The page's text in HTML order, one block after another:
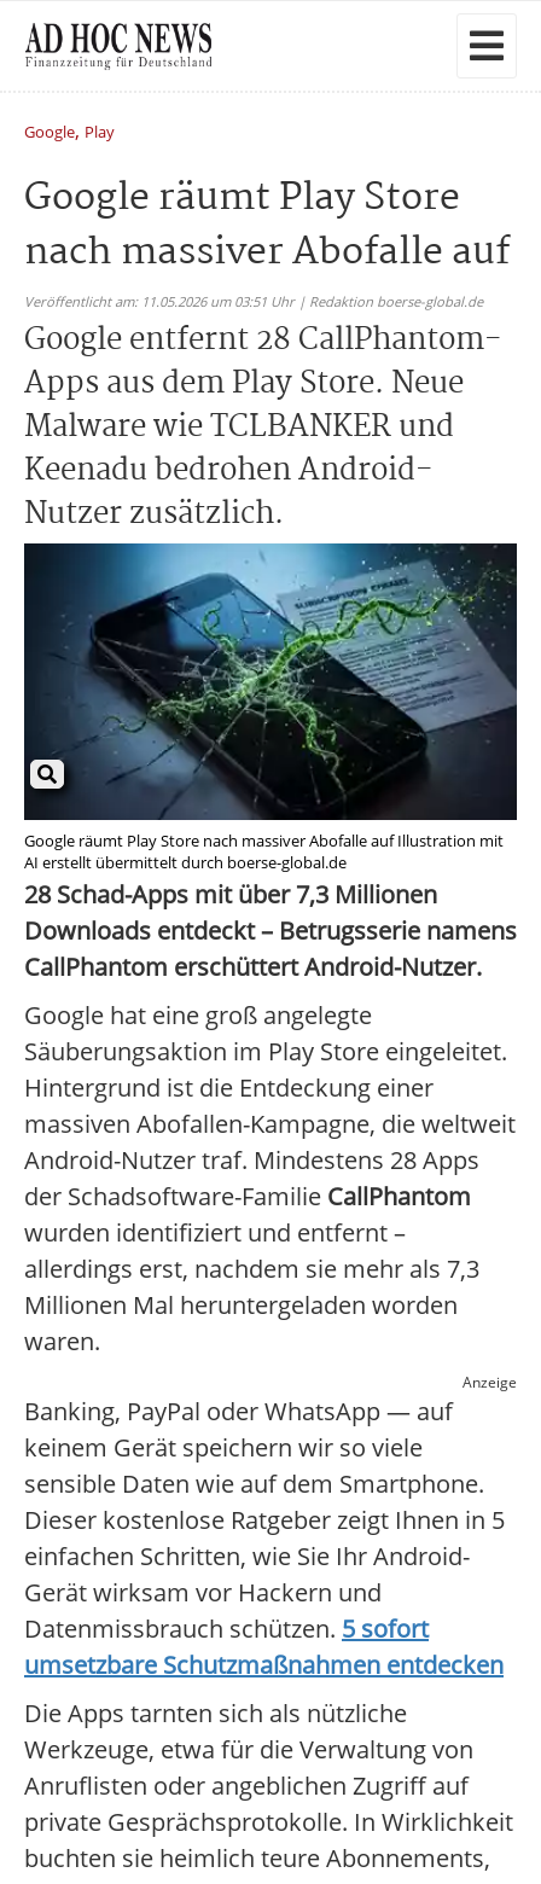
Google, Play
Google räumt Play Store
nach massiver Abofalle auf
Veröffentlicht am: 11.05.2026 um 03:51 Uhr | Redaktion boerse-global.de
Google entfernt 28 CallPhantom-
Apps aus dem Play Store. Neue
Malware wie TCLBANKER und
Keenadu bedrohen Android-
Nutzer zusätzlich.
Google räumt Play Store nach massiver Abofalle auf Illustration mit
AI erstellt übermittelt durch boerse-global.de
28 Schad-Apps mit über 7,3 Millionen
Downloads entdeckt – Betrugsserie namens
CallPhantom erschüttert Android-Nutzer.
Google hat eine groß angelegte
Säuberungsaktion im Play Store eingeleitet.
Hintergrund ist die Entdeckung einer
massiven Abofallen-Kampagne, die weltweit
Android-Nutzer traf. Mindestens 28 Apps
der Schadsoftware-Familie CallPhantom
wurden identifiziert und entfernt –
allerdings erst, nachdem sie mehr als 7,3
Millionen Mal heruntergeladen worden
waren.
Anzeige
Banking, PayPal oder WhatsApp — auf
keinem Gerät speichern wir so viele
sensible Daten wie auf dem Smartphone.
Dieser kostenlose Ratgeber zeigt Ihnen in 5
einfachen Schritten, wie Sie Ihr Android-
Gerät wirksam vor Hackern und
Datenmissbrauch schützen. 5 sofort
umsetzbare Schutzmaßnahmen entdecken
Die Apps tarnten sich als nützliche
Werkzeuge, etwa für die Verwaltung von
Anruflisten oder angeblichen Zugriff auf
private Gesprächsprotokolle. In Wirklichkeit
buchten sie heimlich teure Abonnements,